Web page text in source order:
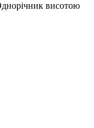
висотою